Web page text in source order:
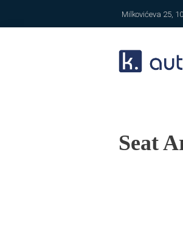
Milkovićeva 25,
Seat